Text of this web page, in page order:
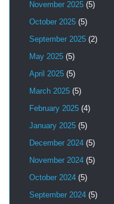
November 2025 (5)
October 2025 (5)
September 2025 (2)
May 2025 (5)
April 2025 (5)
March 2025 (5)
February 2025 (4)
January 2025 (5)
December 2024 (5)
November 2024 (5)
October 2024 (5)
September 2024 (5)